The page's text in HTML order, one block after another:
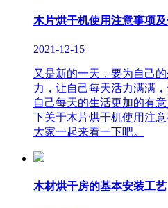
木片烘干机使用注意事项
2021-12-15
又是新的一天，要为自己
力，让自己每天活力满满
自己每天的生活更加的有
下关于木片烘干机使用注
大家一起来看一下吧。
木材烘干房的基本安装工艺